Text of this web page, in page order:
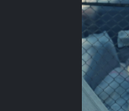
It's
M-